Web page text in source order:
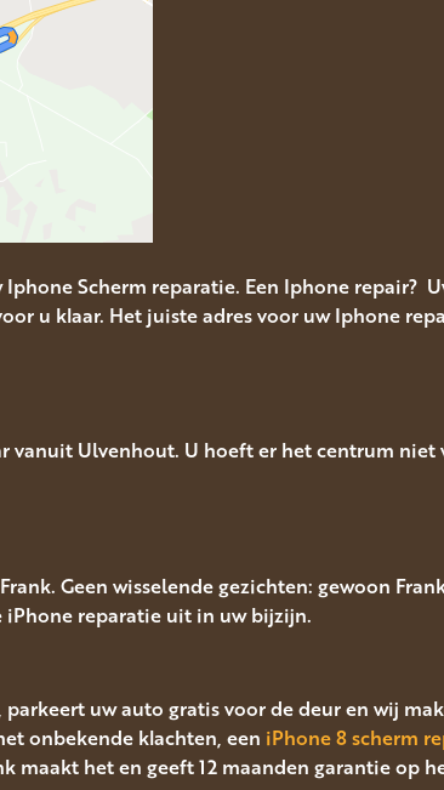
Scherm reparatie. Een Iphone repair?
u klaar. Het juiste adres voor uw Iphone
vanuit Ulvenhout. U hoeft er het centrum niet
Geen wisselende gezichten: gewoon
iPhone reparatie uit in uw bijzijn.
uw auto gratis voor de deur en wij
onbekende klachten, een iPhone 8 scherm
maakt het en geeft 12 maanden garantie op